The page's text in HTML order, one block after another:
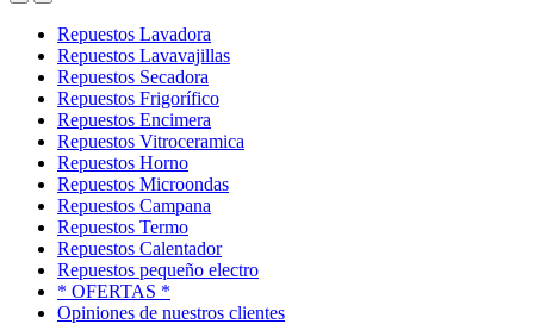
OpenClose
Repuestos Lavadora
Repuestos Lavavajillas
Repuestos Secadora
Repuestos Frigorífico
Repuestos Encimera
Repuestos Vitroceramica
Repuestos Horno
Repuestos Microondas
Repuestos Campana
Repuestos Termo
Repuestos Calentador
Repuestos pequeño electro
* OFERTAS *
Opiniones de nuestros clientes